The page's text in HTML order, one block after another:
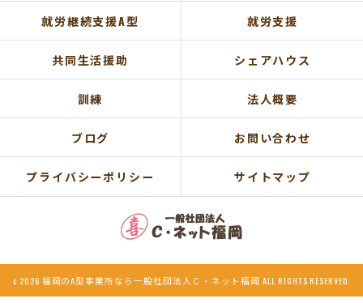
就労継続支援A型 就労支援
共同生活援助 シェアハウス
訓練 法人概要
ブログ お問い合わせ
プライバシーポリシー サイトマップ
c 2026 福岡のA型事業所なら一般社団法人Ｃ・ネット福岡 ALL RIGHTS RESERVED.